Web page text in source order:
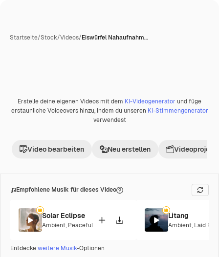
Startseite/Stock/Videos/Eiswürfel Nahaufnahm…
Premium
Erstelle deine eigenen Videos mit dem KI-Videogenerator und füge
erstaunliche Voiceovers hinzu, indem du unseren KI-Stimmengenerator
verwendest
Video bearbeiten Neu erstellen Videoprojekt
Empfohlene Musik für dieses Video
Solar Eclipse
Ambient, Peaceful
Litang
Ambient, Laid
Entdeckeweitere Musik-Optionen